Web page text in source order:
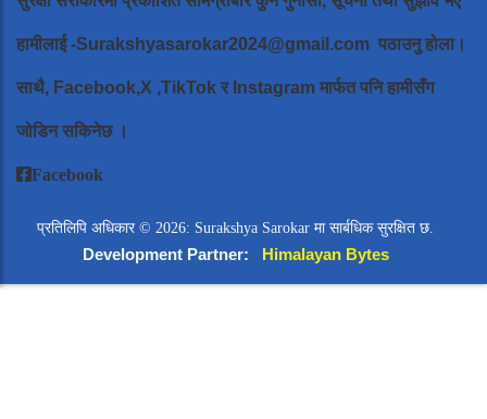
हामीलाई-Surakshyasarokar2024@gmail.com पठाउनु होला।
साथै, Facebook,X ,TikTok र Instagram मार्फत पनि हामीसँग
जोडिन सकिनेछ ।
Facebook
प्रतिलिपि अधिकार © 2026: Surakshya Sarokar मा सार्बधिक सुरक्षित छ.
Development Partner: Himalayan Bytes